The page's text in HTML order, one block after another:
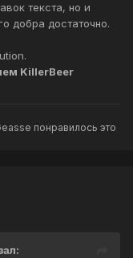
текста, но и
добра достаточно.
KillerBeer
понравилось это